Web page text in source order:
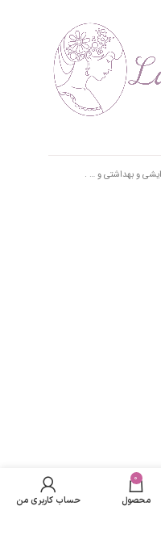
و بهداشتی و … .
تومان
باشد
0
محصول حساب کاربری من